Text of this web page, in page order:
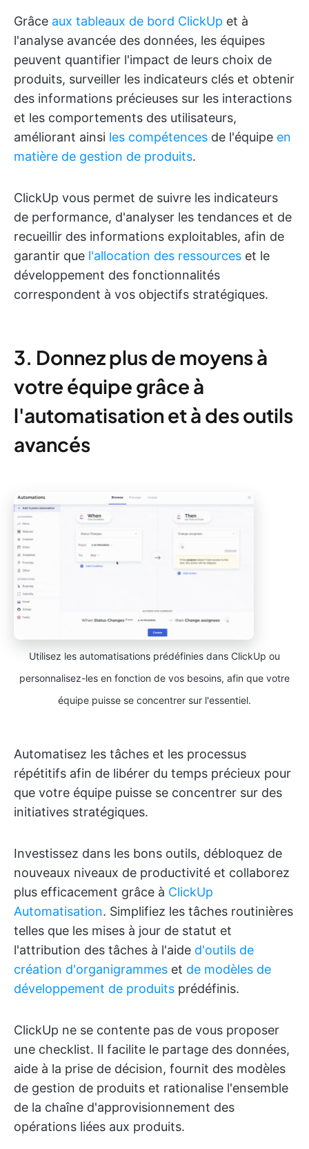
Grâce aux tableaux de bord ClickUp et à
l'analyse avancée des données, les équipes
peuvent quantifier l'impact de leurs choix de
produits, surveiller les indicateurs clés et obtenir
des informations précieuses sur les interactions
et les comportements des utilisateurs,
améliorant ainsi les compétences de l'équipe en
matière de gestion de produits.
ClickUp vous permet de suivre les indicateurs
de performance, d'analyser les tendances et de
recueillir des informations exploitables, afin de
garantir que l'allocation des ressources et le
développement des fonctionnalités
correspondent à vos objectifs stratégiques.
3. Donnez plus de moyens à
votre équipe grâce à
l'automatisation et à des outils
avancés
Utilisez les automatisations prédéfinies dans ClickUp ou
personnalisez-les en fonction de vos besoins, afin que votre
équipe puisse se concentrer sur l'essentiel.
Automatisez les tâches et les processus
répétitifs afin de libérer du temps précieux pour
que votre équipe puisse se concentrer sur des
initiatives stratégiques.
Investissez dans les bons outils, débloquez de
nouveaux niveaux de productivité et collaborez
plus efficacement grâce à ClickUp
Automatisation. Simplifiez les tâches routinières
telles que les mises à jour de statut et
l'attribution des tâches à l'aide d'outils de
création d'organigrammes et de modèles de
développement de produits prédéfinis.
ClickUp ne se contente pas de vous proposer
une checklist. Il facilite le partage des données,
aide à la prise de décision, fournit des modèles
de gestion de produits et rationalise l'ensemble
de la chaîne d'approvisionnement des
opérations liées aux produits.